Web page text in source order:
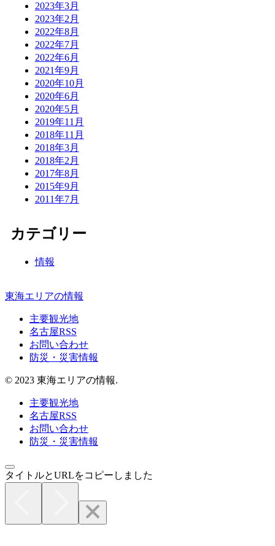
2023年3月
2023年2月
2022年8月
2022年7月
2022年6月
2021年9月
2020年10月
2020年6月
2020年5月
2019年11月
2018年11月
2018年3月
2018年2月
2017年8月
2015年9月
2011年7月
カテゴリー
情報
東海エリアの情報
主要観光地
名古屋RSS
お問い合わせ
防災・災害情報
© 2023 東海エリアの情報.
主要観光地
名古屋RSS
お問い合わせ
防災・災害情報
タイトルとURLをコピーしました